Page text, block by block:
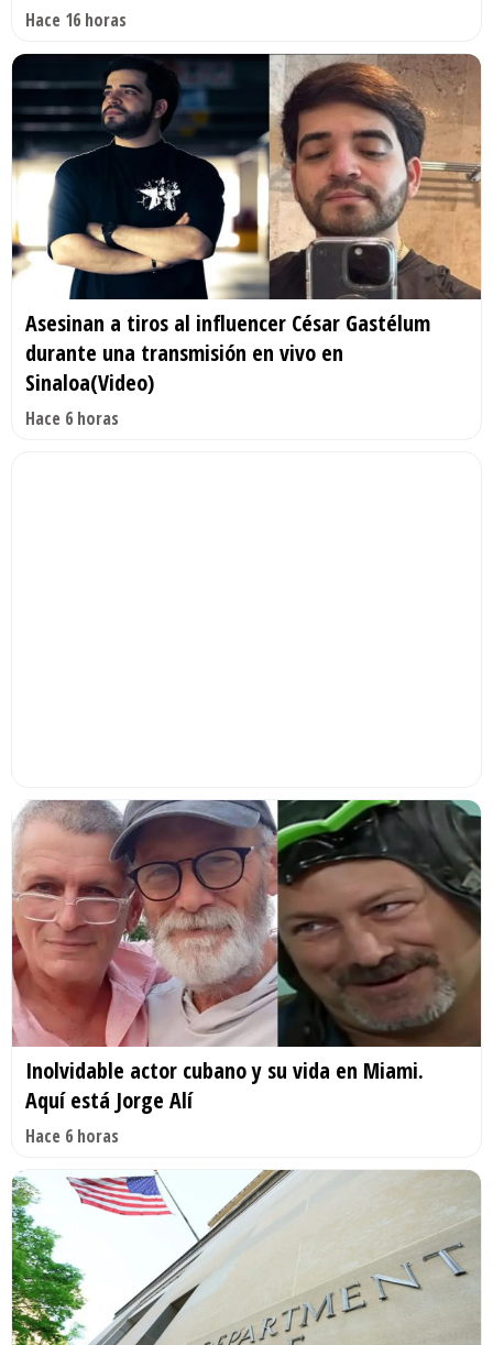
Hace 16 horas
Asesinan a tiros al influencer César Gastélum
durante una transmisión en vivo en
Sinaloa(Video)
Hace 6 horas
Inolvidable actor cubano y su vida en Miami.
Aquí está Jorge Alí
Hace 6 horas